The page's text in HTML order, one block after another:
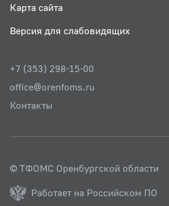
Карта сайта
Версия для слабовидящих
+7 (353) 298-15-00
office@orenfoms.ru
Контакты
© ТФОМС Оренбургской области
Работает на Российском ПО